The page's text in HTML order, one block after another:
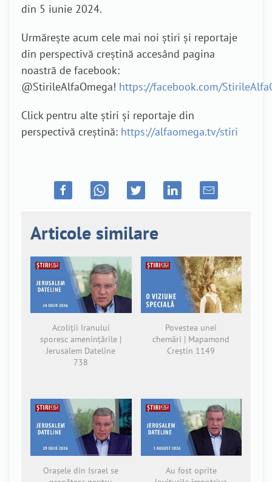
din 5 iunie 2024.
Urmărește acum cele mai noi știri și reportaje
din perspectivă creștină accesând pagina
noastră de facebook:
@StirileAlfaOmega! https://facebook.com/
Click pentru alte știri și reportaje din
perspectivă creștină: https://alfaomega.tv/stiri
Articole similare
Acoliții Iranului
sporesc amenințările |
Jerusalem Dateline
738
Povestea unei
chemări | Mapamond
Creștin 1149
Orașele din Israel se
Au fost oprite